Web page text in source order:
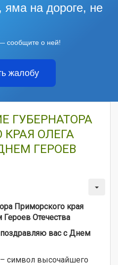
на дороге, не
сообщите о ней!
жалобу
ГУБЕРНАТОРА
ОЛЕГА
ГЕРОЕВ
Приморского края
Отечества
вас с Днем
символ высочайшего